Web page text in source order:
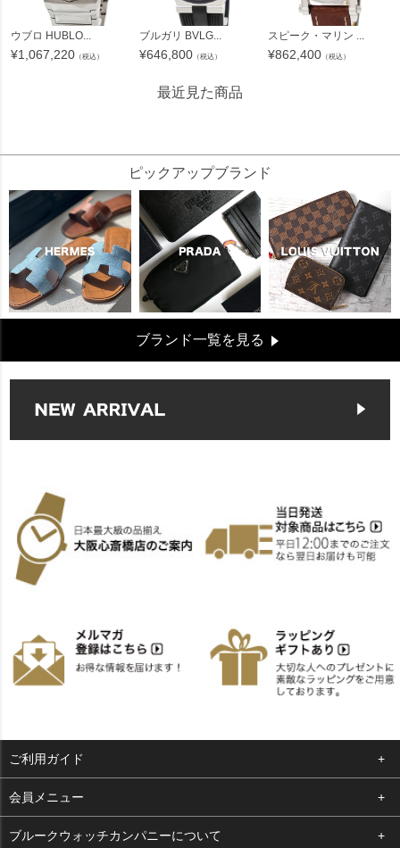
ウブロ HUBLO...
¥1,067,220 （税込）
ブルガリ BVLG...
¥646,800 （税込）
スピーク・マリン ...
¥862,400 （税込）
最近見た商品
ピックアップブランド
ブランド一覧を見る
ご利用ガイド
よくある質問
支払い・送料
会員メニュー
ログイン
ブルークウォッチカンパニーについて